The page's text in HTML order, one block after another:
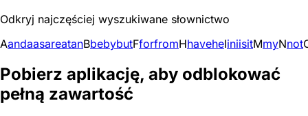
Odkryj najczęściej wyszukiwane słownictwo
AandaasareatanBbebybutFforfromHhaveheIiniisitMmyNnot
Pobierz aplikację, aby odblokować
pełną zawartość